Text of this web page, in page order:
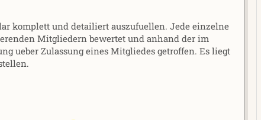
komplett und detailiert auszufuellen. Jede einzelne
Mitgliedern bewertet und anhand der im
ueber Zulassung eines Mitgliedes getroffen. Es liegt